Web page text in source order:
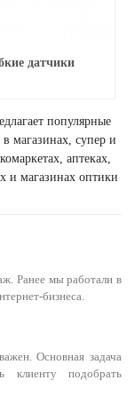
датчики
популярные
магазинах, супер и
аптеках,
и магазинах оптики
Ранее мы работали в
бизнеса.
Основная задача
клиенту подобрать